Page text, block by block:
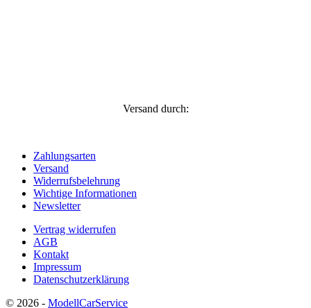
Versand durch:
Zahlungsarten
Versand
Widerrufsbelehrung
Wichtige Informationen
Newsletter
Vertrag widerrufen
AGB
Kontakt
Impressum
Datenschutzerklärung
© 2026 - ModellCarService